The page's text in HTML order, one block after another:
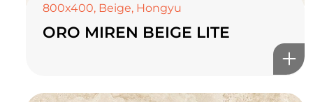
800x400, Beige, Hongyu
ORO MIREN BEIGE LITE